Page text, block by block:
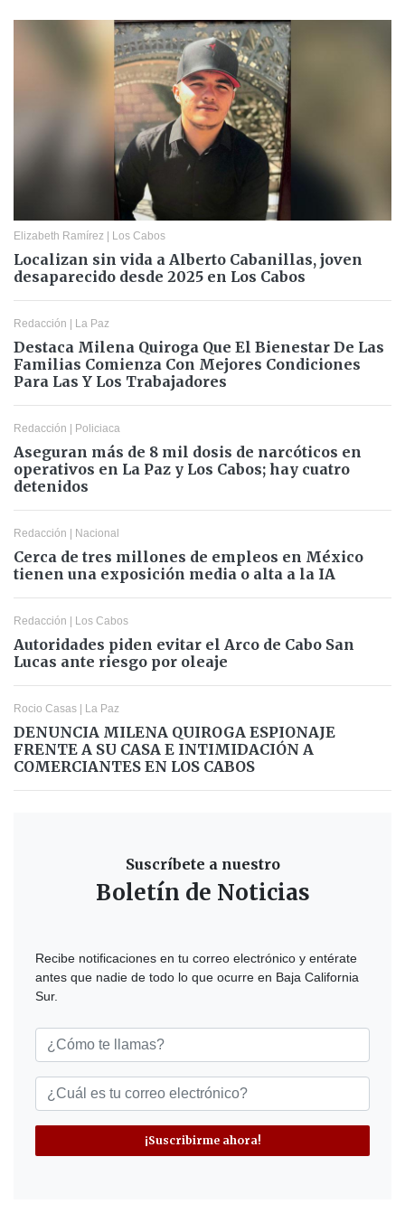
Elizabeth Ramírez | Los Cabos
Localizan sin vida a Alberto Cabanillas, joven
desaparecido desde 2025 en Los Cabos
Redacción | La Paz
Destaca Milena Quiroga Que El Bienestar De Las
Familias Comienza Con Mejores Condiciones
Para Las Y Los Trabajadores
Redacción | Policiaca
Aseguran más de 8 mil dosis de narcóticos en
operativos en La Paz y Los Cabos; hay cuatro
detenidos
Redacción | Nacional
Cerca de tres millones de empleos en México
tienen una exposición media o alta a la IA
Redacción | Los Cabos
Autoridades piden evitar el Arco de Cabo San
Lucas ante riesgo por oleaje
Rocio Casas | La Paz
DENUNCIA MILENA QUIROGA ESPIONAJE
FRENTE A SU CASA E INTIMIDACIÓN A
COMERCIANTES EN LOS CABOS
Suscríbete a nuestro
Boletín de Noticias
Recibe notificaciones en tu correo electrónico y entérate
antes que nadie de todo lo que ocurre en Baja California
Sur.
¡Suscribirme ahora!